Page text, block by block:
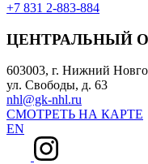
+7 831 2-883-884
ЦЕНТРАЛЬНЫЙ
603003, г. Нижний
ул. Свободы, д. 63
nhl@gk-nhl.ru
СМОТРЕТЬ НА КАРТЕ
EN